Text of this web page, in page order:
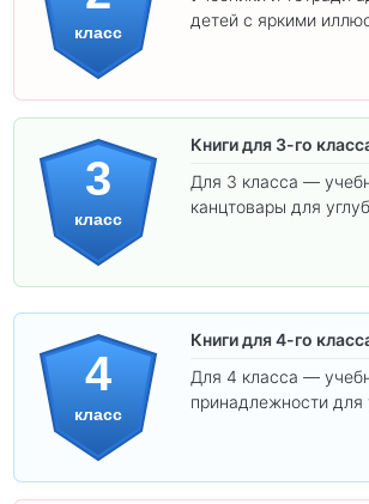
класс
детей с яркими
3
класс
Книги для 3-го
Для 3 класса —
канцтовары для
4
класс
Книги для 4-го
Для 4 класса —
принадлежности для